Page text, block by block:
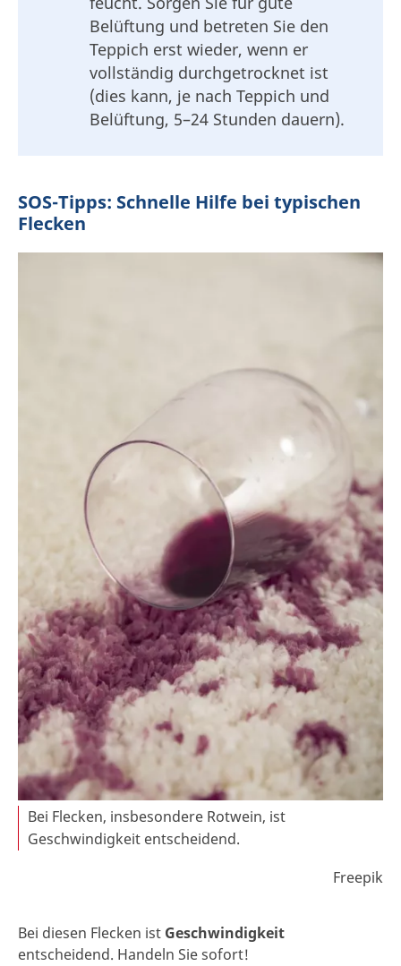
Belüftung und betreten Sie den
Teppich erst wieder, wenn er
vollständig durchgetrocknet ist
(dies kann, je nach Teppich und
Belüftung, 5–24 Stunden dauern).
SOS-Tipps: Schnelle Hilfe bei typischen
Flecken
Bei Flecken, insbesondere Rotwein, ist
Geschwindigkeit entscheidend.
Freepik
Bei diesen Flecken ist Geschwindigkeit
entscheidend. Handeln Sie sofort!